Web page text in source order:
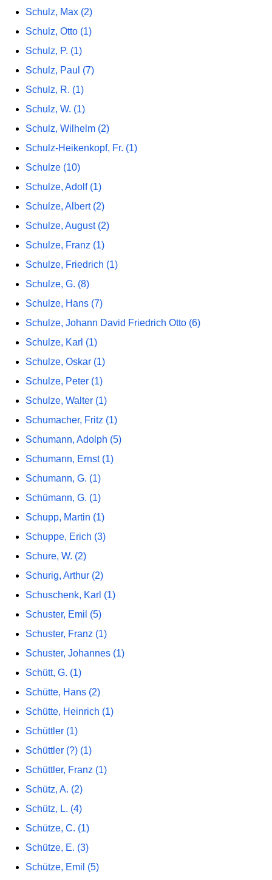
Schulz, Max (2)
Schulz, Otto (1)
Schulz, P. (1)
Schulz, Paul (7)
Schulz, R. (1)
Schulz, W. (1)
Schulz, Wilhelm (2)
Schulz-Heikenkopf, Fr. (1)
Schulze (10)
Schulze, Adolf (1)
Schulze, Albert (2)
Schulze, August (2)
Schulze, Franz (1)
Schulze, Friedrich (1)
Schulze, G. (8)
Schulze, Hans (7)
Schulze, Johann David Friedrich Otto (6)
Schulze, Karl (1)
Schulze, Oskar (1)
Schulze, Peter (1)
Schulze, Walter (1)
Schumacher, Fritz (1)
Schumann, Adolph (5)
Schumann, Ernst (1)
Schumann, G. (1)
Schümann, G. (1)
Schupp, Martin (1)
Schuppe, Erich (3)
Schure, W. (2)
Schurig, Arthur (2)
Schuschenk, Karl (1)
Schuster, Emil (5)
Schuster, Franz (1)
Schuster, Johannes (1)
Schütt, G. (1)
Schütte, Hans (2)
Schütte, Heinrich (1)
Schüttler (1)
Schüttler (?) (1)
Schüttler, Franz (1)
Schütz, A. (2)
Schütz, L. (4)
Schütze, C. (1)
Schütze, E. (3)
Schütze, Emil (5)